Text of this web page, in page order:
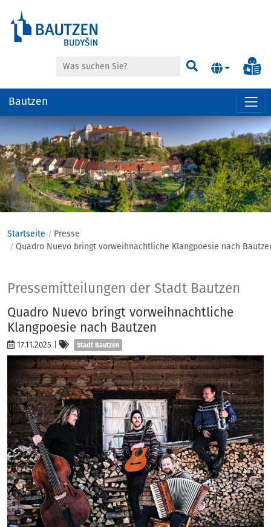
der
anspringen
Suche Suchen
Bautzen
Startseite
Presse
Quadro Nuevo bringt vorweihnachtliche Klangpoesie nach
Presse
Pressemitteilungen der Stadt Bautzen
Quadro Nuevo bringt vorweihnachtliche
Klangpoesie nach Bautzen
17.11.2025 Kategorien
Stadt Bautzen